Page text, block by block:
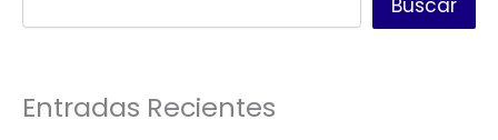
Entradas Recientes